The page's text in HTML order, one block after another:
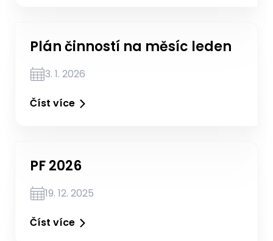
Plán činností na měsíc leden
3. 1. 2026
Číst více
PF 2026
19. 12. 2025
Číst více